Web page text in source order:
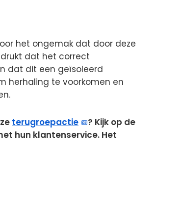
het ongemak dat door deze
dat het correct
dat dit een geïsoleerd
herhaling te voorkomen en
terugroepactie
? Kijk op de
hun klantenservice. Het